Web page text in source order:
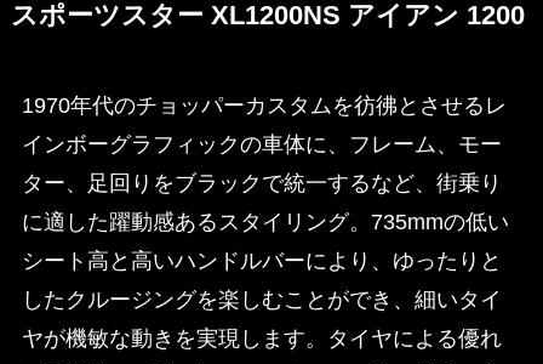
スポーツスター XL1200NS アイアン 1200
1970年代のチョッパーカスタムを彷彿とさせるレ
インボーグラフィックの車体に、フレーム、モー
ター、足回りをブラックで統一するなど、街乗り
に適した躍動感あるスタイリング。735mmの低い
シート高と高いハンドルバーにより、ゆったりと
したクルージングを楽しむことができ、細いタイ
ヤが機敏な動きを実現します。タイヤによる優れ